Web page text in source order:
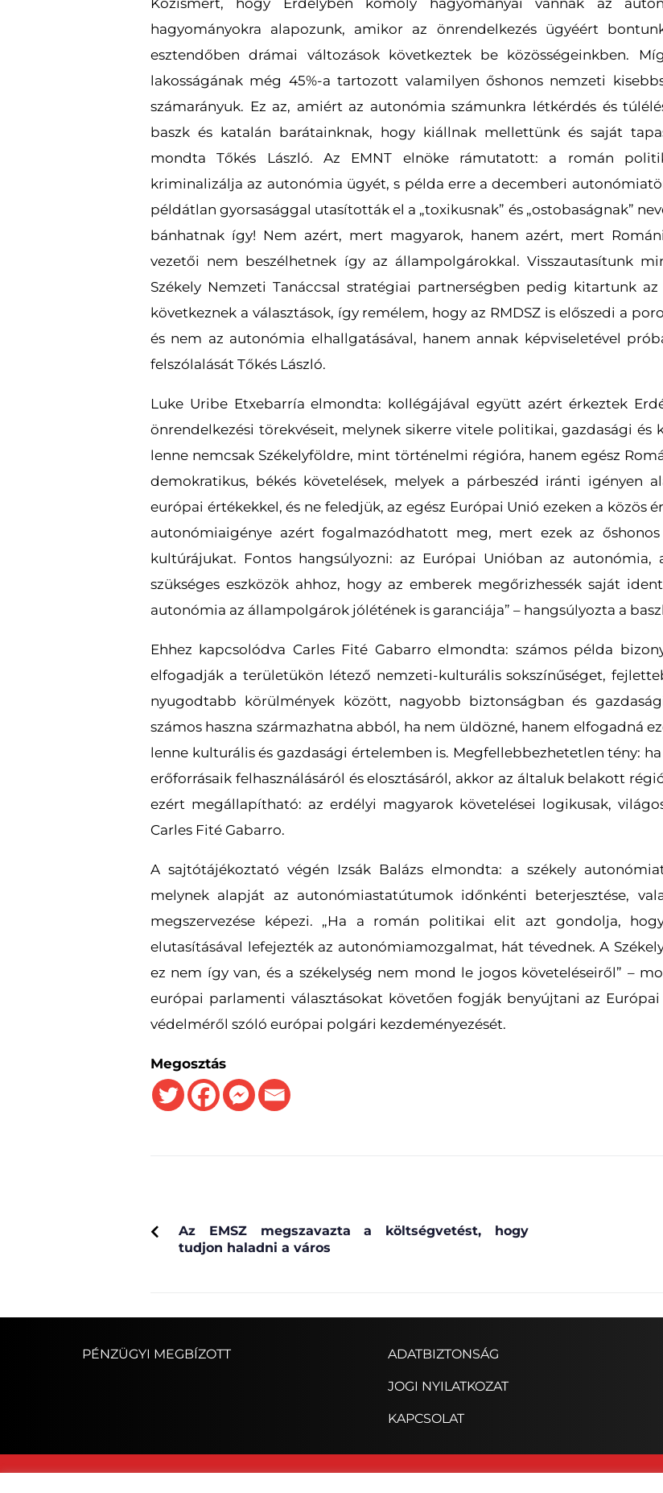
hagyományokra alapozunk, amikor az önrendelkezés ügyéért
esztendőben drámai változások következtek be közösségeinkben.
lakosságának még 45%-a tartozott valamilyen őshonos nemzeti
számarányuk. Ez az, amiért az autonómia számunkra létkérdés és
baszk és katalán barátainknak, hogy kiállnak mellettünk és saját
mondta Tőkés László. Az EMNT elnöke rámutatott: a román
kriminalizálja az autonómia ügyét, s példa erre a decemberi
példátlan gyorsasággal utasították el a „toxikusnak” és „ostobaságnak”
bánhatnak így! Nem azért, mert magyarok, hanem azért, mert
vezetői nem beszélhetnek így az állampolgárokkal. Visszautasítunk
Székely Nemzeti Tanáccsal stratégiai partnerségben pedig kitartunk
következnek a választások, így remélem, hogy az RMDSZ is előszedi a
és nem az autonómia elhallgatásával, hanem annak képviseletével
felszólalását Tőkés László.
Luke Uribe Etxebarría elmondta: kollégájával együtt azért érkeztek
önrendelkezési törekvéseit, melynek sikerre vitele politikai, gazdasági és
lenne nemcsak Székelyföldre, mint történelmi régióra, hanem egész
demokratikus, békés követelések, melyek a párbeszéd iránti igényen
európai értékekkel, és ne feledjük, az egész Európai Unió ezeken a közös
autonómiaigénye azért fogalmazódhatott meg, mert ezek az
kultúrájukat. Fontos hangsúlyozni: az Európai Unióban az autonómia,
szükséges eszközök ahhoz, hogy az emberek megőrizhessék saját
autonómia az állampolgárok jólétének is garanciája” – hangsúlyozta a
Ehhez kapcsolódva Carles Fité Gabarro elmondta: számos példa
elfogadják a területükön létező nemzeti-kulturális sokszínűséget,
nyugodtabb körülmények között, nagyobb biztonságban és
számos haszna származhatna abból, ha nem üldözné, hanem elfogadná
lenne kulturális és gazdasági értelemben is. Megfellebbezhetetlen tény:
erőforrásaik felhasználásáról és elosztásáról, akkor az általuk belakott
ezért megállapítható: az erdélyi magyarok követelései logikusak,
Carles Fité Gabarro.
A sajtótájékoztató végén Izsák Balázs elmondta: a székely
melynek alapját az autonómiastatútumok időnkénti beterjesztése,
megszervezése képezi. „Ha a román politikai elit azt gondolja,
elutasításával lefejezték az autonómiamozgalmat, hát tévednek. A
ez nem így van, és a székelység nem mond le jogos követeléseiről” –
európai parlamenti választásokat követően fogják benyújtani az
védelméről szóló európai polgári kezdeményezését.
Megosztás
Az EMSZ megszavazta a költségvetést, hogy
tudjon haladni a város
PÉNZÜGYI MEGBÍZOTT ADATBIZTONSÁG
JOGI NYILATKOZAT
KAPCSOLAT